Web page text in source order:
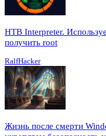
HTB Interpreter.
получить root
RalfHacker
Жизнь после смерти